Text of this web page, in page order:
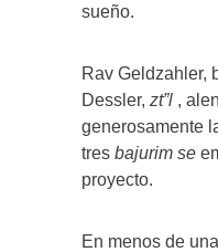
sueño.
Rav Geldzahler,
Dessler, zt”l ,
generosamente
tres bajurim se
proyecto.
En menos de